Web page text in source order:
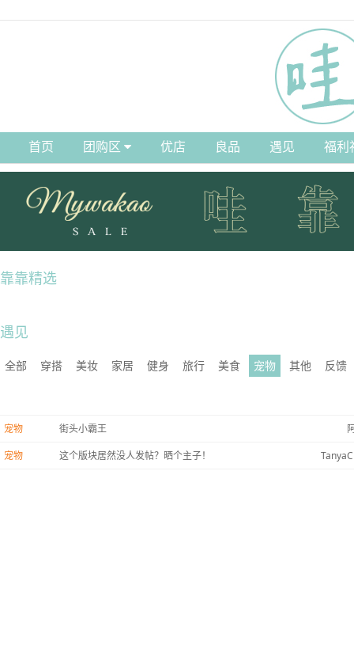
首页 团购区 优店 良品 遇见 福利
靠靠精选
遇见
全部 穿搭 美妆 家居 健身 旅行 美食 宠物 其他 反馈
宠物 街头小霸王
宠物
这个版块居然没人发帖？晒个主子！